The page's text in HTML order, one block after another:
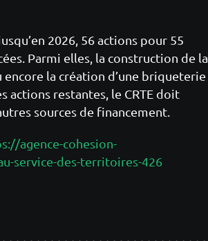
2026, 56 actions pour 55
Parmi elles, la construction de la
la création d’une briqueterie
actions restantes, le CRTE doit
sources de financement.
agence-cohesion-
service-des-territoires-426